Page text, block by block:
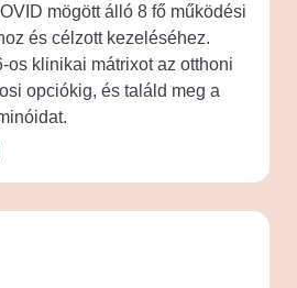
mögött álló 8 fő működési
és célzott kezeléséhez.
os klinikai mátrixot az otthoni
opciókig, és találd meg a